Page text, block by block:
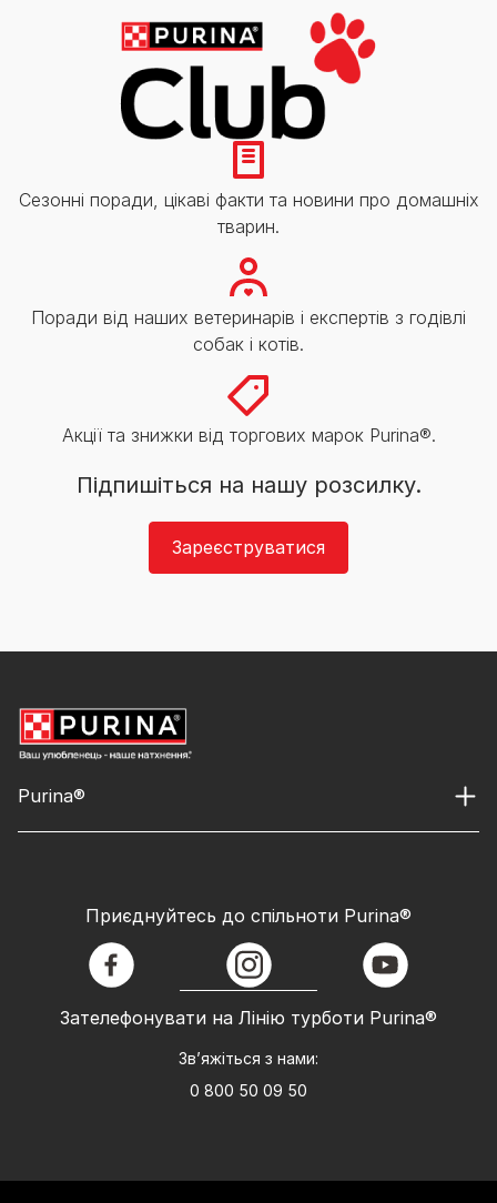
Сезонні поради, цікаві факти та новини про домашніх
тварин.
Поради від наших ветеринарів і експертів з годівлі
собак і котів.
Акції та знижки від торгових марок Purina®.
Підпишіться на нашу розсилку.
Зареєструватися
Purina®
Зателефонувати на Лінію турботи Purina®
Зв’яжіться з нами:
0 800 50 09 50
Приєднуйтесь до спільноти Purina®
facebook instagram youtube